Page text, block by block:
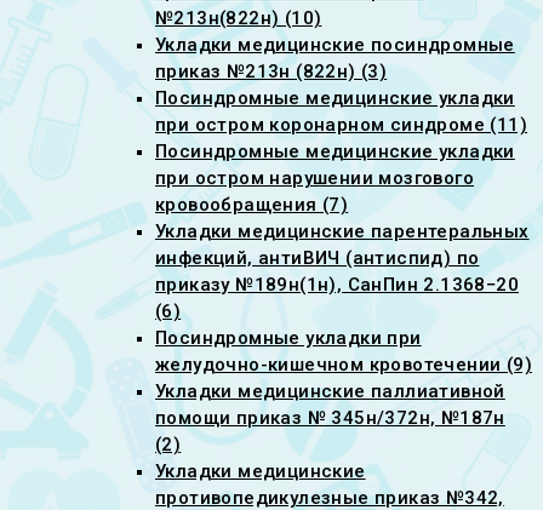
№213н(822н) (10)
Укладки медицинские посиндромные
приказ №213н (822н) (3)
Посиндромные медицинские укладки
при остром коронарном синдроме (11)
Посиндромные медицинские укладки
при остром нарушении мозгового
кровообращения (7)
Укладки медицинские парентеральных
инфекций, антиВИЧ (антиспид) по
приказу №189н(1н), СанПин 2.1368−20
(6)
Посиндромные укладки при
желудочно-кишечном кровотечении (9)
Укладки медицинские паллиативной
помощи приказ № 345н/372н, №187н
(2)
Укладки медицинские
противопедикулезные приказ №342,